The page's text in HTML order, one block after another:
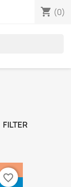
shopping_cart (0)
FILTER
favorite_border